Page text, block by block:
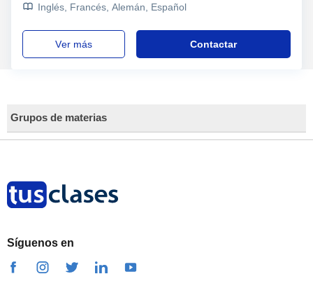
Inglés, Francés, Alemán, Español
ver más Contactar
Grupos de materias
Síguenos en